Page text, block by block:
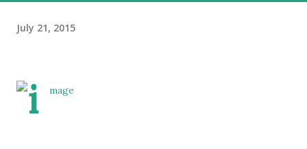
July 21, 2015